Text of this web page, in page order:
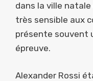
dans la ville
très sensible aux
présente souvent
épreuve.
Alexander Rossi